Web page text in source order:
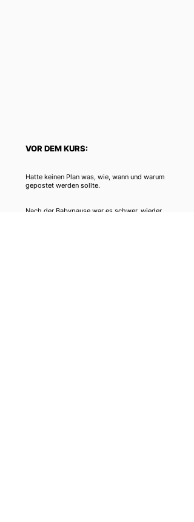
VOR DEM KURS:
Hatte keinen Plan was, wie, wann und warum
gepostet werden sollte.
Nach der Babypause war es schwer, wieder